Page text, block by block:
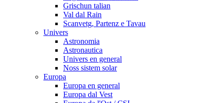
Grischun talian
Val dal Rain
Scanvetg, Partenz e Tavau
Univers
Astronomia
Astronautica
Univers en general
Noss sistem solar
Europa
Europa en general
Europa dal Vest